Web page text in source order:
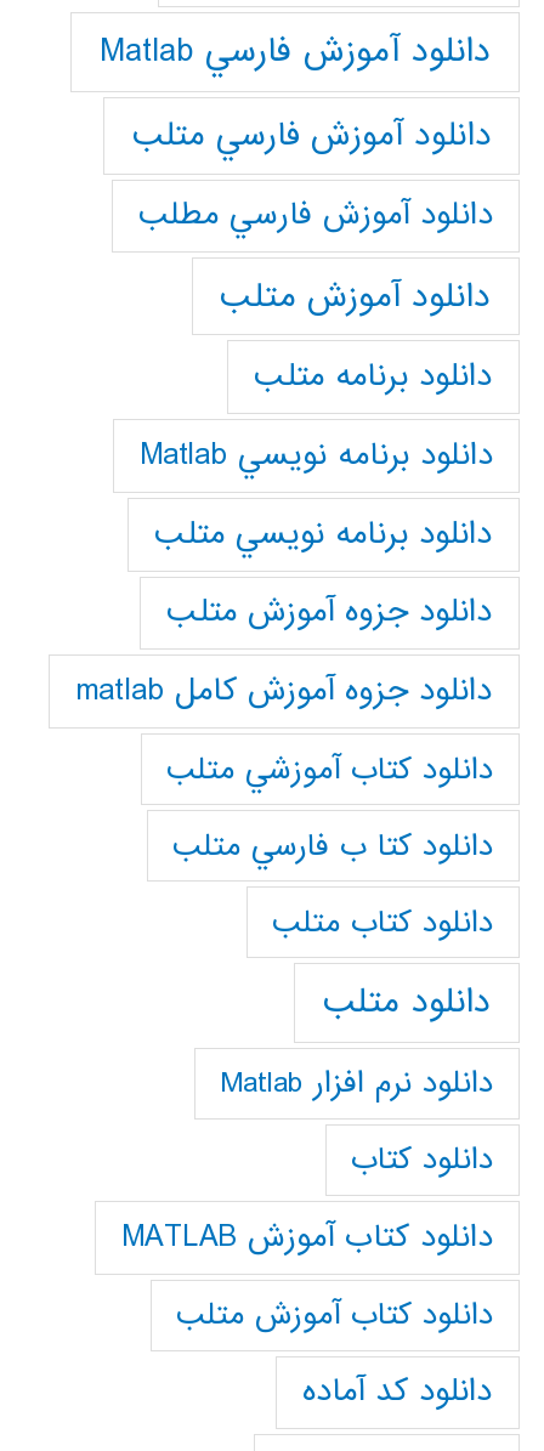
دانلود آموزش فارسي Matlab
دانلود آموزش فارسي متلب
دانلود آموزش فارسي مطلب
دانلود آموزش متلب
دانلود برنامه متلب
دانلود برنامه نويسي Matlab
دانلود برنامه نويسي متلب
دانلود جزوه آموزش متلب
دانلود جزوه آموزش کامل matlab
دانلود كتاب آموزشي متلب
دانلود كتا ب فارسي متلب
دانلود كتاب متلب
دانلود متلب
دانلود نرم افزار Matlab
دانلود کتاب
دانلود کتاب آموزش MATLAB
دانلود کتاب آموزش متلب
دانلود کد آماده